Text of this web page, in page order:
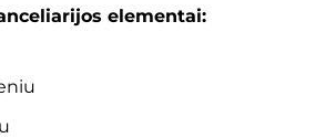
elementai: